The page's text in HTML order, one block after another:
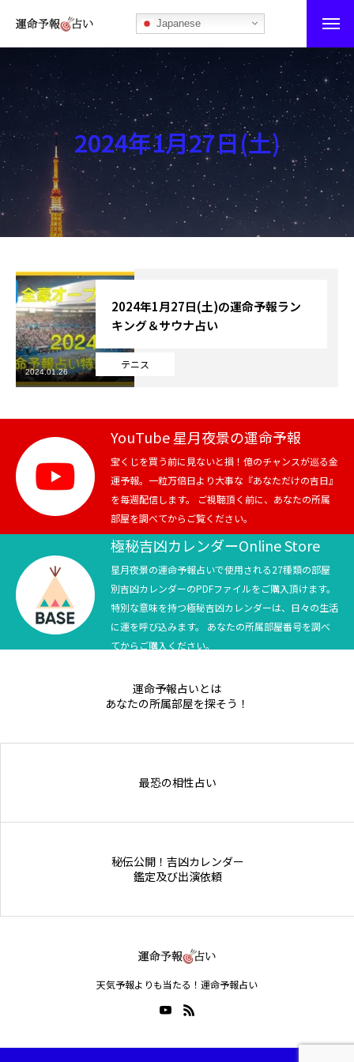
Japanese
運命予報占い
運命予報占いとは
あなたの所属部屋を探そう！
最恐の相性占い
秘伝公開！吉凶カレンダー
ブログ
お知らせ
芸能界
テニス
スポーツ
競馬
テニス四大大会・五輪
テニス四大大会・五輪
2024年1月27日(土)
テニス
2024年1月27日(土)の運命予報ラン
キング＆サウナ占い
2024.01.26
YouTube 星月夜景の運命予報
宝くじを買う前に見ないと損！億のチャンスが巡る金
運予報。一粒万倍日より大事な『あなただけの吉日』
を毎週配信します。 ご視聴頂く前に、あなたの所属
部屋を調べてからご覧ください。
極秘吉凶カレンダーOnline Store
星月夜景の運命予報占いで使用される27種類の部屋
別吉凶カレンダーのPDFファイルをご購入頂けます。
特別な意味を持つ極秘吉凶カレンダーは、日々の生活
に運を呼び込みます。 あなたの所属部屋番号を調べ
てからご購入ください。
運命予報占いとは
あなたの所属部屋を探そう！
最恐の相性占い
秘伝公開！吉凶カレンダー
鑑定及び出演依頼
天気予報よりも当たる！運命予報占い